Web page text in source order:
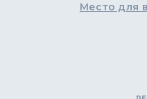
Место для